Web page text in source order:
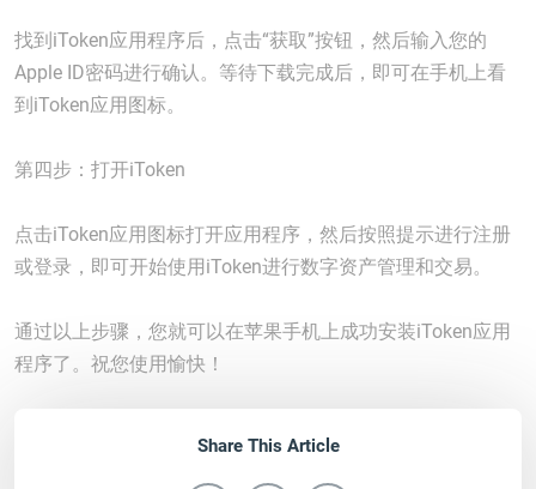
找到iToken应用程序后，点击“获取”按钮，然后输入您的
Apple ID密码进行确认。等待下载完成后，即可在手机上看
到iToken应用图标。
第四步：打开iToken
点击iToken应用图标打开应用程序，然后按照提示进行注册
或登录，即可开始使用iToken进行数字资产管理和交易。
通过以上步骤，您就可以在苹果手机上成功安装iToken应用
程序了。祝您使用愉快！
Share This Article